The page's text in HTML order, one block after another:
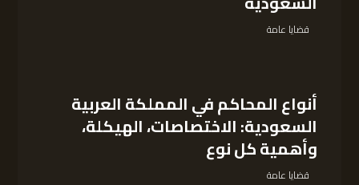
قضايا عامة
أنواع المحاكم في المملكة العربية
السعودية: الاختصاصات، الهيكلة،
وأهمية كل نوع
قضايا عامة